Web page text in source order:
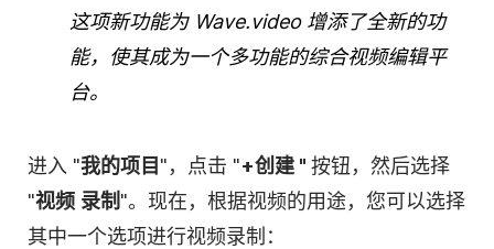
这项新功能为 Wave.video 增添了全新的功
能，使其成为一个多功能的综合视频编辑平
台。
进入 "我的项目 "，点击 "+创建 " 按钮，然后选择
"视频 录制"。现在，根据视频的用途，您可以选择
其中一个选项进行视频录制：